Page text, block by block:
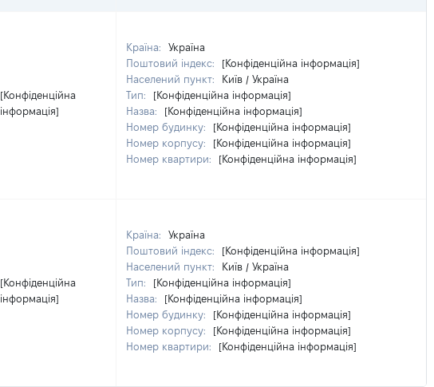
[Конфіденційна
інформація]
Країна:
Україна
Поштовий індекс:
[Конфіденційна інформація]
Населений пункт:
Київ / Україна
Тип:
[Конфіденційна інформація]
Назва:
[Конфіденційна інформація]
Номер будинку:
[Конфіденційна інформація]
Номер корпусу:
[Конфіденційна інформація]
Номер квартири:
[Конфіденційна інформація]
[Конфіденційна
інформація]
Країна:
Україна
Поштовий індекс:
[Конфіденційна інформація]
Населений пункт:
Київ / Україна
Тип:
[Конфіденційна інформація]
Назва:
[Конфіденційна інформація]
Номер будинку:
[Конфіденційна інформація]
Номер корпусу:
[Конфіденційна інформація]
Номер квартири:
[Конфіденційна інформація]